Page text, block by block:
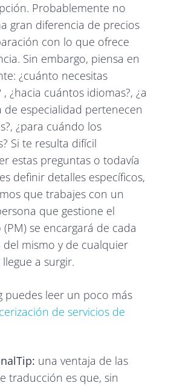
Probablemente no
gran diferencia de precios
con lo que ofrece
Sin embargo, piensa en
¿cuánto necesitas
¿hacia cuántos idiomas?, ¿a
de especialidad pertenecen
¿para cuándo los
Si te resulta difícil
estas preguntas o todavía
definir detalles específicos,
que trabajes con un
que gestione el
se encargará de cada
mismo y de cualquier
a surgir.
puedes leer un poco más
de servicios de
una ventaja de las
traducción es que, sin